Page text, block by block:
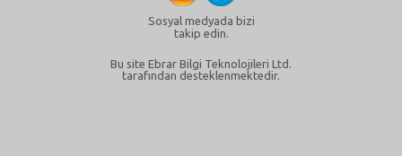
Sosyal medyada bizi
takip edin.
Bu site Ebrar Bilgi Teknolojileri Ltd.
tarafından desteklenmektedir.